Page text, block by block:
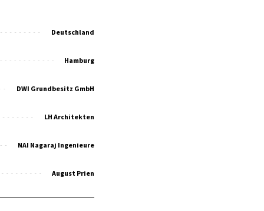
Deutschland
Hamburg
DWI Grundbesitz GmbH
LH Architekten
NAI Nagaraj Ingenieure
August Prien